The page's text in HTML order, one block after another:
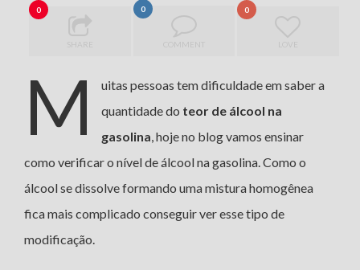
0
SHARE
0
COMMENT
0
M
uitas pessoas tem dificuldade em saber a
quantidade do teor de álcool na
gasolina, hoje no blog vamos ensinar
como verificar o nível de álcool na gasolina. Como o
álcool se dissolve formando uma mistura homogênea
fica mais complicado conseguir ver esse tipo de
modificação.